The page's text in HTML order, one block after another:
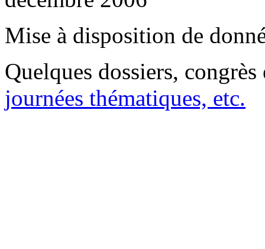
Mise à disposition de
Quelques dossiers,
journées thématiques, etc.